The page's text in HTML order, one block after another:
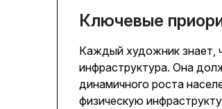
Ключевые
Каждый художник знает,
инфраструктура. Она
динамичного роста
физическую